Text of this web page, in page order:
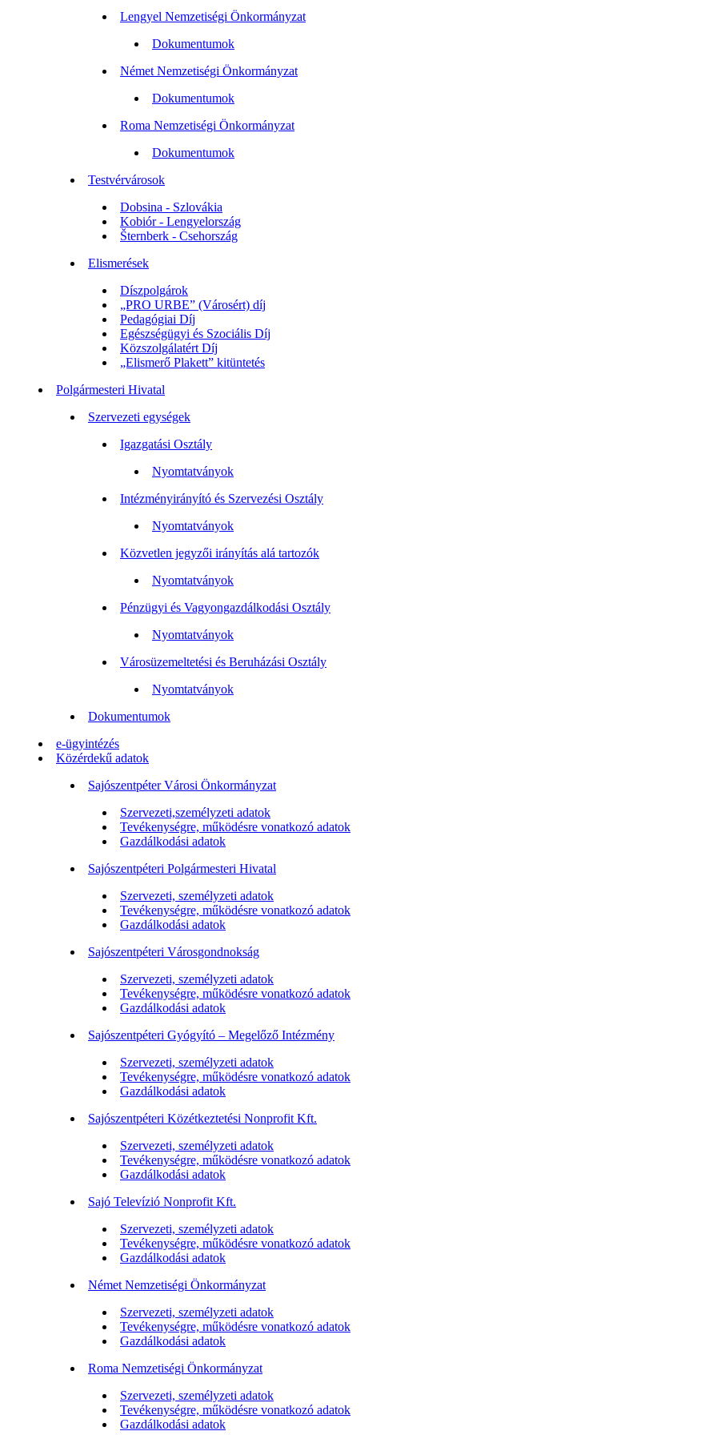
Lengyel Nemzetiségi Önkormányzat
Dokumentumok
Német Nemzetiségi Önkormányzat
Dokumentumok
Roma Nemzetiségi Önkormányzat
Dokumentumok
Testvérvárosok
Dobsina - Szlovákia
Kobiór - Lengyelország
Šternberk - Csehország
Elismerések
Díszpolgárok
„PRO URBE” (Városért) díj
Pedagógiai Díj
Egészségügyi és Szociális Díj
Közszolgálatért Díj
„Elismerő Plakett” kitüntetés
Polgármesteri Hivatal
Szervezeti egységek
Igazgatási Osztály
Nyomtatványok
Intézményirányító és Szervezési Osztály
Nyomtatványok
Közvetlen jegyzői irányítás alá tartozók
Nyomtatványok
Pénzügyi és Vagyongazdálkodási Osztály
Nyomtatványok
Városüzemeltetési és Beruházási Osztály
Nyomtatványok
Dokumentumok
e-ügyintézés
Közérdekű adatok
Sajószentpéter Városi Önkormányzat
Szervezeti,személyzeti adatok
Tevékenységre, működésre vonatkozó adatok
Gazdálkodási adatok
Sajószentpéteri Polgármesteri Hivatal
Szervezeti, személyzeti adatok
Tevékenységre, működésre vonatkozó adatok
Gazdálkodási adatok
Sajószentpéteri Városgondnokság
Szervezeti, személyzeti adatok
Tevékenységre, működésre vonatkozó adatok
Gazdálkodási adatok
Sajószentpéteri Gyógyító – Megelőző Intézmény
Szervezeti, személyzeti adatok
Tevékenységre, működésre vonatkozó adatok
Gazdálkodási adatok
Sajószentpéteri Közétkeztetési Nonprofit Kft.
Szervezeti, személyzeti adatok
Tevékenységre, működésre vonatkozó adatok
Gazdálkodási adatok
Sajó Televízió Nonprofit Kft.
Szervezeti, személyzeti adatok
Tevékenységre, működésre vonatkozó adatok
Gazdálkodási adatok
Német Nemzetiségi Önkormányzat
Szervezeti, személyzeti adatok
Tevékenységre, működésre vonatkozó adatok
Gazdálkodási adatok
Roma Nemzetiségi Önkormányzat
Szervezeti, személyzeti adatok
Tevékenységre, működésre vonatkozó adatok
Gazdálkodási adatok